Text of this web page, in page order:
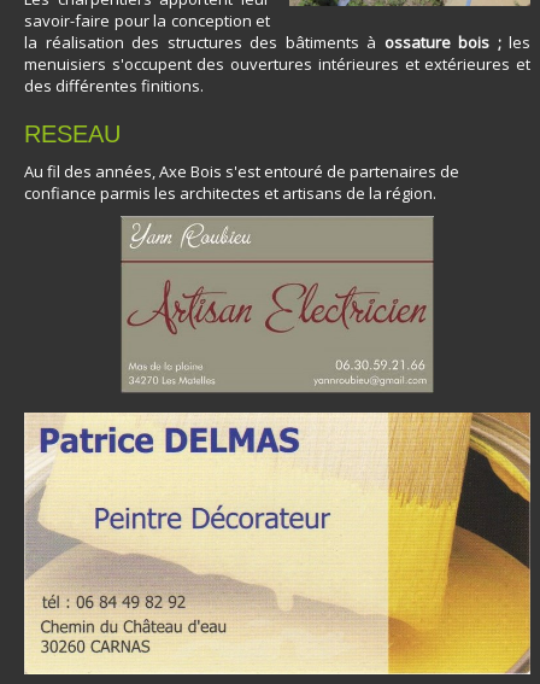
NOS REALISATIONS
CONSTRUIRE EN BOIS
CONTACT
savoir-faire pour la conception et
la réalisation des structures des bâtiments à ossature bois ;les
menuisiers s'occupent des ouvertures intérieures et extérieures et
des différentes finitions.
RESEAU
Au fil des années, Axe Bois s'est entouré de partenaires de
confiance parmis les architectes et artisans de la région.